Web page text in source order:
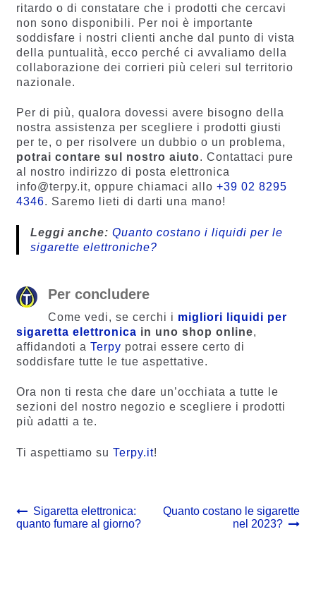
ritardo o di constatare che i prodotti che cercavi
non sono disponibili. Per noi è importante
soddisfare i nostri clienti anche dal punto di vista
della puntualità, ecco perché ci avvaliamo della
collaborazione dei corrieri più celeri sul territorio
nazionale.
Per di più, qualora dovessi avere bisogno della
nostra assistenza per scegliere i prodotti giusti
per te, o per risolvere un dubbio o un problema,
potrai contare sul nostro aiuto. Contattaci pure
al nostro indirizzo di posta elettronica
info@terpy.it, oppure chiamaci allo +39 02 8295
4346. Saremo lieti di darti una mano!
Leggi anche: Quanto costano i liquidi per le
sigarette elettroniche?
Per concludere
Come vedi, se cerchi i migliori liquidi per
sigaretta elettronica in uno shop online,
affidandoti a Terpy potrai essere certo di
soddisfare tutte le tue aspettative.
Ora non ti resta che dare un’occhiata a tutte le
sezioni del nostro negozio e scegliere i prodotti
più adatti a te.
Ti aspettiamo su Terpy.it!
Navigazione
articoli
Previous
post:
Sigaretta elettronica:
quanto fumare al giorno?
Next
Quanto costano le sigarette
nel 2023?